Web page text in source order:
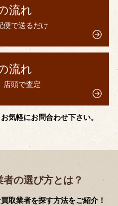
流れ
便で送るだけ
流れ
店頭で査定
気軽にお問合わせ下さい。
の選び方とは？
取業者を探す方法をご紹介！